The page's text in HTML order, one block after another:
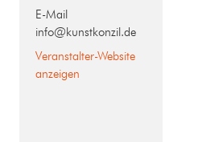
E-Mail
info@kunstkonzil.de
Veranstalter-Website
anzeigen